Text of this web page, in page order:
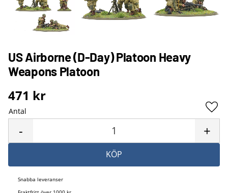
US Airborne (D-Day) Platoon Heavy
Weapons Platoon
471 kr
Antal
+
-
KÖP
Snabba leveranser